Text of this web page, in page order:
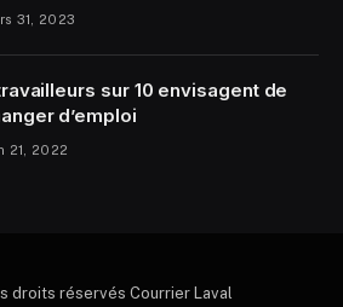
31, 2023
sur 10 envisagent de
d’emploi
21, 2022
droits réservés Courrier Laval